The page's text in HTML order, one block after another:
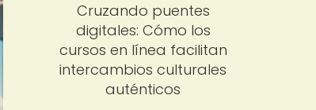
Cruzando puentes
digitales: Cómo los
cursos en línea facilitan
intercambios culturales
auténticos